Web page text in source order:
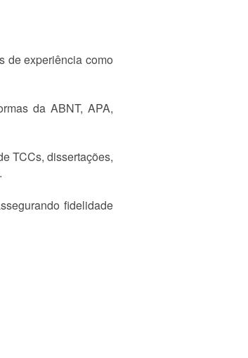
de experiência como
da ABNT, APA,
TCCs, dissertações,
fidelidade